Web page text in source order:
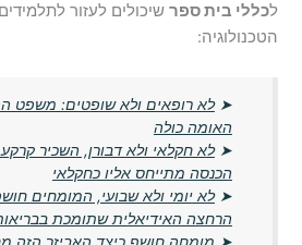
לכללי בית ספר שיכולים לעזור
הטכנולוגיה:
➤לא רופאים ולא שופטים: משפט
האומה כולה
➤לא חקלאי ולא דבורן, השכיר
הכנסה מתייחס אליו כחקלאי
➤לא יומי ולא שבועי, המומחים
הרחצה האידיאלית שתומכת